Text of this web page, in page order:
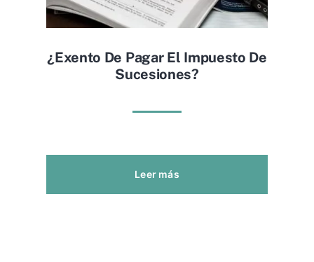
¿exento De Pagar El Impuesto De
Sucesiones?
Leer más